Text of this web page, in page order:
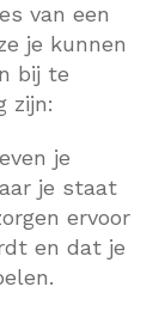
van een
je kunnen
bij te
zijn:
je
je staat
ervoor
en dat je